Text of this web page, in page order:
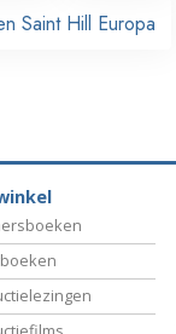
Saint Hill Europa